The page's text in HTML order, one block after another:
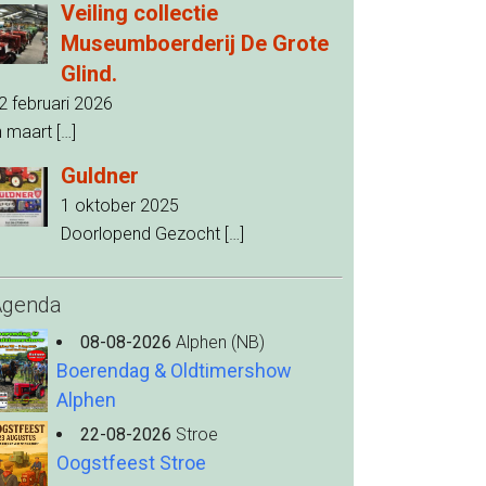
Veiling collectie
Museumboerderij De Grote
Glind.
februari 2026
maart […]
Guldner
1 oktober 2025
Doorlopend Gezocht […]
08-08-2026 Alphen (NB)
Boerendag & Oldtimershow
Alphen
22-08-2026 Stroe
Oogstfeest Stroe